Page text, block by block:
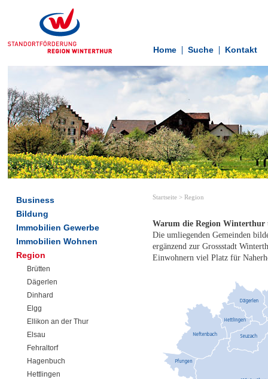
Home Suche Kontakt
Business
Bildung
Immobilien Gewerbe
Immobilien Wohnen
Region
Brütten
Dägerlen
Dinhard
Elgg
Ellikon an der Thur
Elsau
Fehraltorf
Hagenbuch
Hettlingen
Startseite > Region
Warum die Region
Die umliegenden Gemeinden
ergänzend zur Grossstadt
Einwohnern viel Platz für